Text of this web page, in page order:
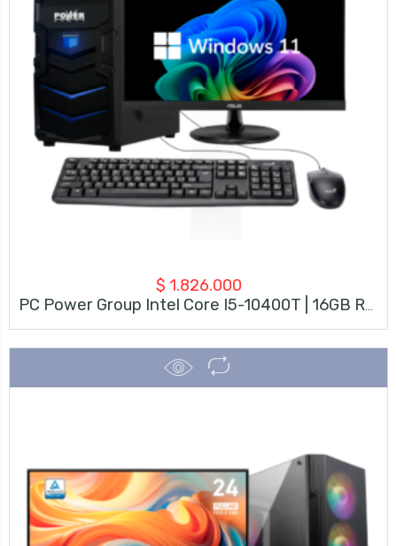
$ 1.826.000
PC Power Group Intel Core I5-10400T | 16GB RAM | 512GB SSD | Monitor Asus 21.5″ 100Hz + Kit Teclado/Mouse